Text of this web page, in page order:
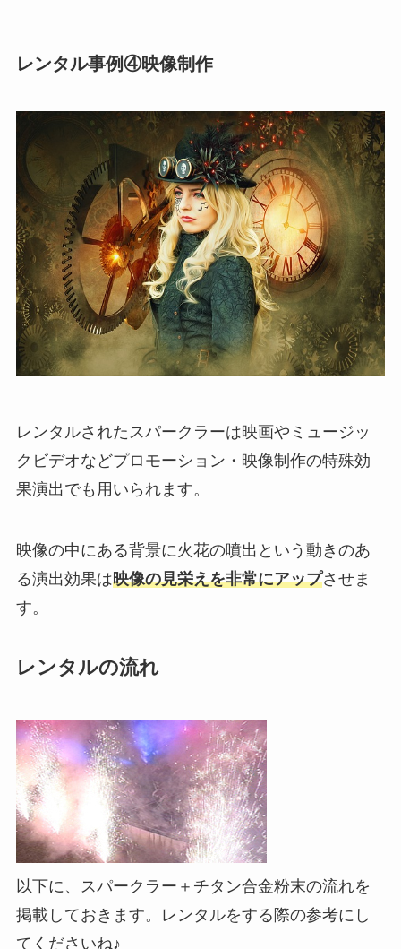
レンタル事例④映像制作
レンタルされたスパークラーは映画やミュージッ
クビデオなどプロモーション・映像制作の特殊効
果演出でも用いられます。
映像の中にある背景に火花の噴出という動きのあ
る演出効果は映像の見栄えを非常にアップさせま
す。
レンタルの流れ
以下に、スパークラー＋チタン合金粉末の流れを
掲載しておきます。レンタルをする際の参考にし
てくださいね♪